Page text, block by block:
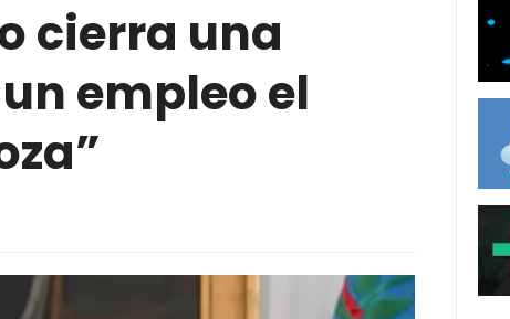
cierra una
empleo el